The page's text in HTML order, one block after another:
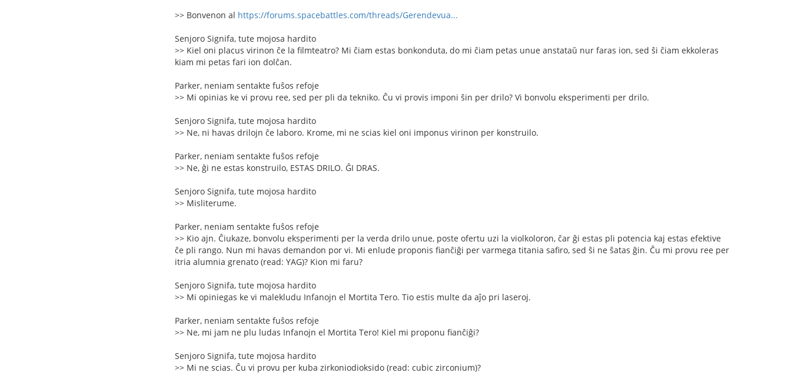
>> Bonvenon al https://forums.spacebattles.com/threads/Gerendevua...
Senjoro Signifa, tute mojosa hardito
>> Kiel oni placus virinon ĉe la filmteatro? Mi ĉiam estas bonkonduta, do mi ĉiam petas unue anstataŭ nur faras ion, sed ŝi ĉiam ekkoleras
kiam mi petas fari ion dolĉan.
Parker, neniam sentakte fuŝos refoje
>> Mi opinias ke vi provu ree, sed per pli da tekniko. Ĉu vi provis imponi ŝin per drilo? Vi bonvolu eksperimenti per drilo.
Senjoro Signifa, tute mojosa hardito
>> Ne, ni havas drilojn ĉe laboro. Krome, mi ne scias kiel oni imponus virinon per konstruilo.
Parker, neniam sentakte fuŝos refoje
>> Ne, ĝi ne estas konstruilo, ESTAS DRILO. ĜI DRAS.
Senjoro Signifa, tute mojosa hardito
>> Misliterume.
Parker, neniam sentakte fuŝos refoje
>> Kio ajn. Ĉiukaze, bonvolu eksperimenti per la verda drilo unue, poste ofertu uzi la violkoloron, ĉar ĝi estas pli potencia kaj estas efektive
ĉe pli rango. Nun mi havas demandon por vi. Mi enlude proponis fianĉiĝi per varmega titania safiro, sed ŝi ne ŝatas ĝin. Ĉu mi provu ree per
itria alumnia grenato (read: YAG)? Kion mi faru?
Senjoro Signifa, tute mojosa hardito
>> Mi opiniegas ke vi malekludu Infanojn el Mortita Tero. Tio estis multe da aĵo pri laseroj.
Parker, neniam sentakte fuŝos refoje
>> Ne, mi jam ne plu ludas Infanojn el Mortita Tero! Kiel mi proponu fianĉiĝi?
Senjoro Signifa, tute mojosa hardito
>> Mi ne scias. Ĉu vi provu per kuba zirkoniodioksido (read: cubic zirconium)?